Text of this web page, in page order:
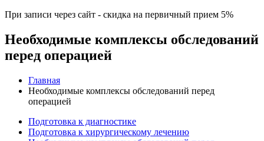
При записи через сайт - скидка на первичный прием 5%
Необходимые комплексы обследований
перед операцией
Главная
Необходимые комплексы обследований перед
операцией
Подготовка к диагностике
Подготовка к хирургическому лечению